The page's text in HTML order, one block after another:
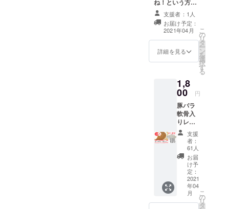
で選択
できま
す。
ね！という方向
けです。頂いた
お金は全額フー
ドロス削減のた
めに使わせて頂
きます。お心遣
いに感謝のメー
です。リターン
選択時に個数に
ください。
支援者：1人
お届け予定：
2021年04月
詳細を見る
こ
の
リ
タ
ー
ン
を
選
択
す
る
1,8
00 円
豚バラ
軟骨入
りレト
ルトカ
レー4食
入りの
リター
ンで
す。4つ
の辛さ
（甘
口・中
辛・辛
支援
者：
61人
お届
け予
定：
2021
年04
月
こ
の
リ
タ